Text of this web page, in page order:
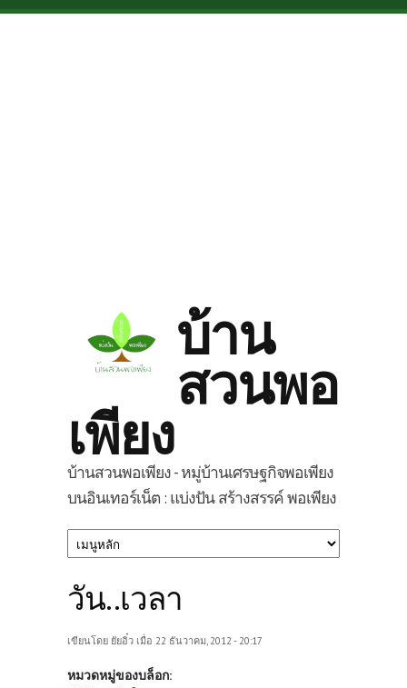
Skip to main content
บ้าน
สวนพอ
เพียง
บ้านสวนพอเพียง - หมู่บ้านเศรษฐกิจพอเพียง
บนอินเทอร์เน็ต : แบ่งปัน สร้างสรรค์ พอเพียง
วัน..เวลา
เขียนโดย ยัยอิ๋ว เมื่อ 22 ธันวาคม, 2012 - 20:17
หมวดหมู่ของบล็อก: